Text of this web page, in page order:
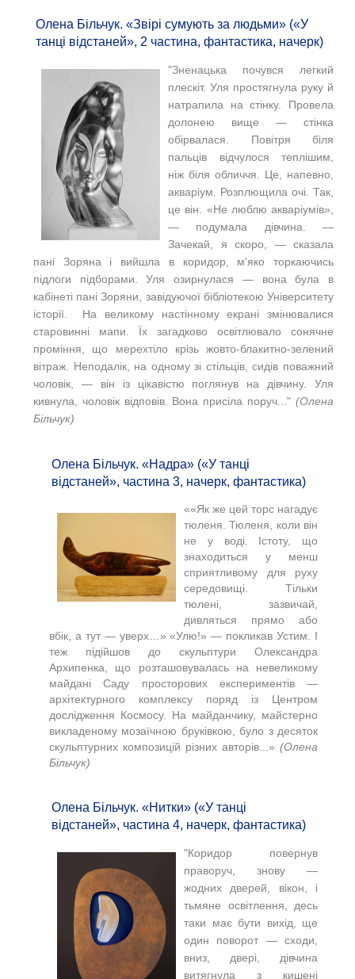
Олена Більчук. «Звірі сумують за людьми» («У
танці відстаней», 2 частина, фантастика, начерк)
"Зненацька почувся легкий
плескіт. Уля простягнула руку й
натрапила на стінку. Провела
долонею вище — стінка
обірвалася. Повітря біля
пальців відчулося теплішим,
ніж біля обличчя. Це, напевно,
акваріум. Розплющила очі. Так,
це він. «Не люблю акваріумів»,
— подумала дівчина. —
Зачекай, я скоро, — сказала
пані Зоряна і вийшла в коридор, м’яко торкаючись
підлоги підборами. Уля озирнулася — вона була в
кабінеті пані Зоряни, завідуючої бібліотекою Університету
історії. На великому настінному екрані змінювалися
старовинні мапи. Їх загадково освітлювало сонячне
проміння, що мерехтіло крізь жовто-блакитно-зелений
вітраж. Неподалік, на одному зі стільців, сидів поважний
чоловік, — він із цікавістю поглянув на дівчину. Уля
кивнула, чоловік відповів. Вона присіла поруч..." (Олена
Більчук)
Олена Більчук. «Надра» («У танці
відстаней», частина 3, начерк, фантастика)
««Як же цей торс нагадує
тюленя. Тюленя, коли він
не у воді. Істоту, що
знаходиться у менш
сприятливому для руху
середовищі. Тільки
тюлені, зазвичай,
дивляться прямо або
вбік, а тут — уверх…»«Улю!» — покликав Устим. І
теж підійшов до скульптури Олександра
Архипенка, що розташовувалась на невеликому
майдані Саду просторових експериментів —
архітектурного комплексу поряд із Центром
дослідження Космосу. На майданчику, майстерно
викладеному мозаїчною бруківкою, було з десяток
скульптурних композицій різних авторів.
» (Олена
Більчук)
Олена Більчук. «Нитки» («У танці
відстаней», частина 4, начерк, фантастика)
"Коридор повернув
праворуч, знову —
жодних дверей, вікон, і
тьмяне освітлення, десь
таки має бути вихід, ще
один поворот — сходи,
вниз, двері, дівчина
витягнула з кишені